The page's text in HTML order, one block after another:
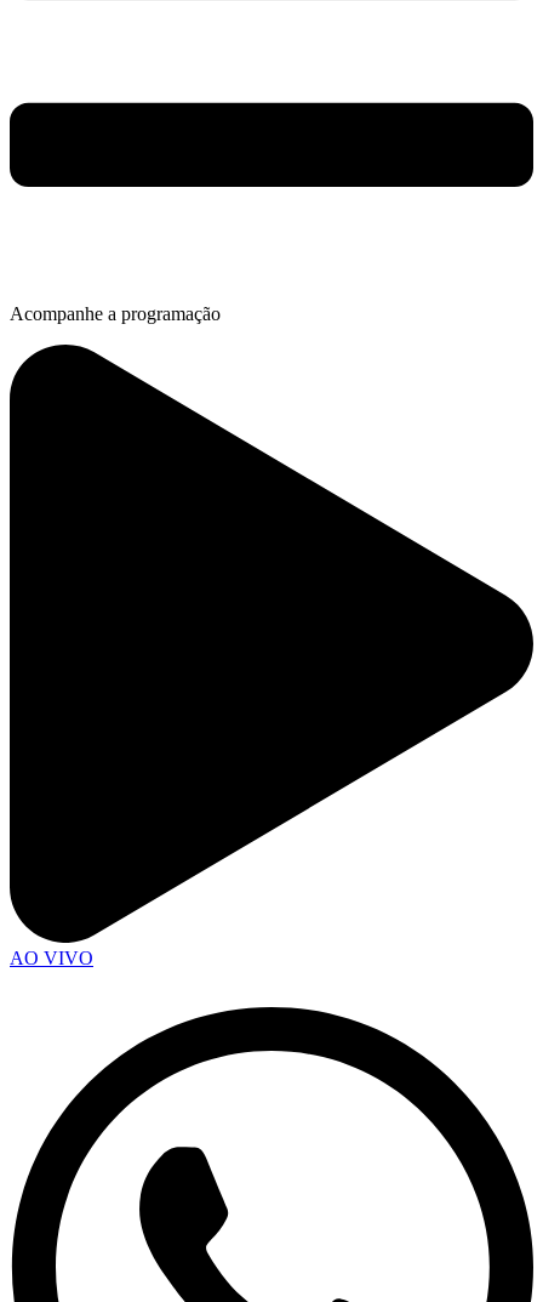
Acompanhe a programação
AO VIVO